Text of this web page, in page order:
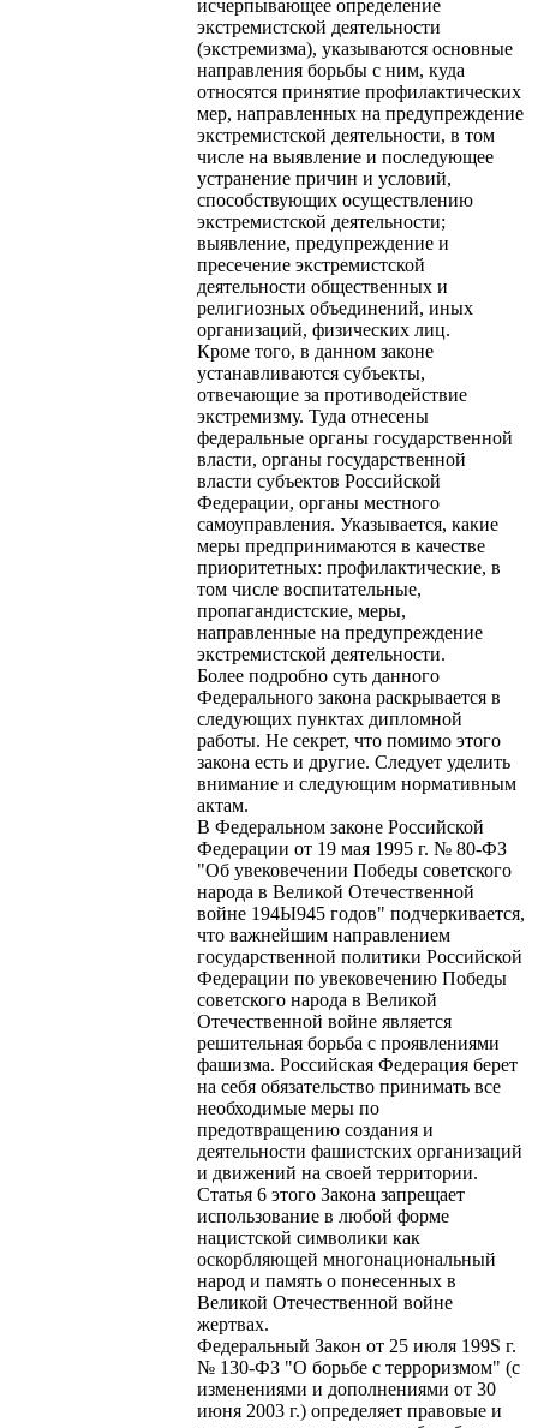
исчерпывающее определение
экстремистской деятельности
(экстремизма), указываются основные
направления борьбы с ним, куда
относятся принятие профилактических
мер, направленных на предупреждение
экстремистской деятельности, в том
числе на выявление и последующее
устранение причин и условий,
способствующих осуществлению
экстремистской деятельности;
выявление, предупреждение и
пресечение экстремистской
деятельности общественных и
религиозных объединений, иных
организаций, физических лиц.
Кроме того, в данном законе
устанавливаются субъекты,
отвечающие за противодействие
экстремизму. Туда отнесены
федеральные органы государственной
власти, органы государственной
власти субъектов Российской
Федерации, органы местного
самоуправления. Указывается, какие
меры предпринимаются в качестве
приоритетных: профилактические, в
том числе воспитательные,
пропагандистские, меры,
направленные на предупреждение
экстремистской деятельности.
Более подробно суть данного
Федерального закона раскрывается в
следующих пунктах дипломной
работы. Не секрет, что помимо этого
закона есть и другие. Следует уделить
внимание и следующим нормативным
актам.
В Федеральном законе Российской
Федерации от 19 мая 1995 г. № 80-ФЗ
"Об увековечении Победы советского
народа в Великой Отечественной
войне 194Ы945 годов" подчеркивается,
что важнейшим направлением
государственной политики Российской
Федерации по увековечению Победы
советского народа в Великой
Отечественной войне является
решительная борьба с проявлениями
фашизма. Российская Федерация берет
на себя обязательство принимать все
необходимые меры по
предотвращению создания и
деятельности фашистских организаций
и движений на своей территории.
Статья 6 этого Закона запрещает
использование в любой форме
нацистской символики как
оскорбляющей многонациональный
народ и память о понесенных в
Великой Отечественной войне
жертвах.
Федеральный Закон от 25 июля 199S г.
№ 130-ФЗ "О борьбе с терроризмом" (с
изменениями и дополнениями от 30
июня 2003 г.) определяет правовые и